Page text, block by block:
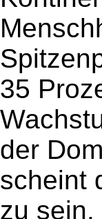
35
der
scheint
zu sein.